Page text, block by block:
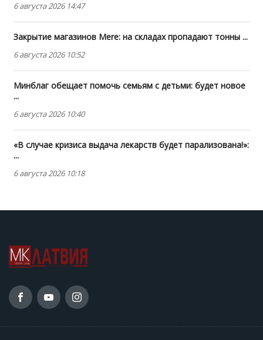
6 августа 2026 14:47
Закрытие магазинов Mere: на складах пропадают тонны ...
6 августа 2026 10:52
Минблаг обещает помочь семьям с детьми: будет новое
...
6 августа 2026 10:40
«В случае кризиса выдача лекарств будет парализована!»:
...
6 августа 2026 10:18